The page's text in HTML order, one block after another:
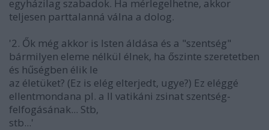
egyházilag szabadok. Ha mérlegelhetne, akkor
teljesen parttalanná válna a dolog.
'2. Ők még akkor is Isten áldása és a "szentség"
bármilyen eleme nélkül élnek, ha őszinte szeretetben
és hűségben élik le
az életüket? (Ez is elég elterjedt, ugye?) Ez eléggé
ellentmondana pl. a II vatikáni zsinat szentség-
felfogásának... Stb,
stb...'